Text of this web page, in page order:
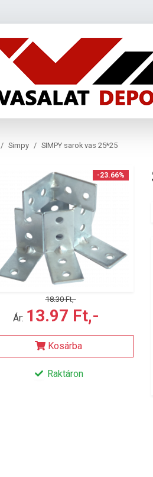
Simpy SIMPY sarok vas 25*25
-23.66%
18.30 Ft,-
Ár: 13.97 Ft,-
Kosárba
Raktáron